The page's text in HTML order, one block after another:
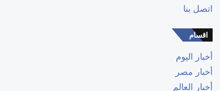
اتصل بنا
اقسام
أخبار اليوم
أخبار مصر
أخبار العالم